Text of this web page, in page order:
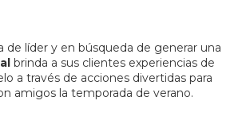
de líder y en búsqueda de generar una
brinda a sus clientes experiencias de
a través de acciones divertidas para
amigos la temporada de verano.